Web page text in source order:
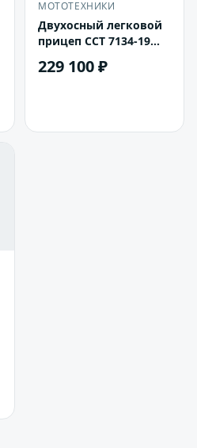
МОТОТЕХНИКИ
Двухосный легковой
прицеп ССТ 7134-19
229 100 ₽